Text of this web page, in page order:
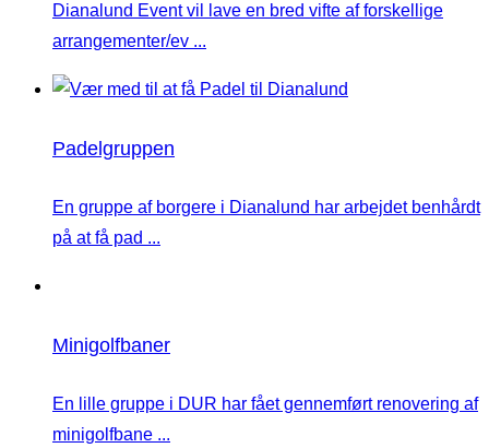
Dianalund Event vil lave en bred vifte af forskellige
arrangementer/ev ...
Padelgruppen
En gruppe af borgere i Dianalund har arbejdet benhårdt
på at få pad ...
Minigolfbaner
En lille gruppe i DUR har fået gennemført renovering af
minigolfbane ...